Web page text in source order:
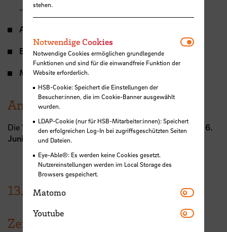
… und weiteren Experten und dem Publikum
Abschluss – Get together
Büchertisch
Moderation:Beate Hoffmann, Bremer Medienbüro
Anmeldung
Die Veranstaltung ist kostenfrei. Aber es wirdbis zum 6.
Juni um eine vorherige
13. Juni2023
Zeit
stehen.
Notwendige Cookies
Notwendige Cookies ermöglichen grundlegende
Funktionen und sind für die einwandfreie Funktion der
Website erforderlich.
HSB-Cookie: Speichert die Einstellungen der
Besucher:innen, die im Cookie-Banner ausgewählt
wurden.
LDAP-Cookie (nur für HSB-Mitarbeiter:innen): Speichert
den erfolgreichen Log-In bei zugriffsgeschützten Seiten
und Dateien.
Eye-Able®: Es werden keine Cookies gesetzt.
Nutzereinstellungen werden im Local Storage des
Browsers gespeichert.
Matomo Matomo
Youtube Youtube